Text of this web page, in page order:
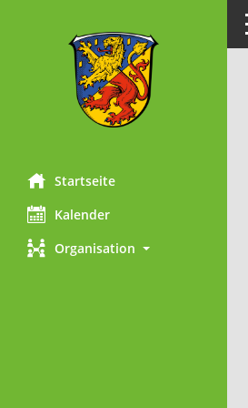
Startseite
Kalender
Organisation